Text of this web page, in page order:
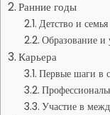
Ранние годы
Детство и семья
Образование и
Карьера
Первые шаги в
Участие в